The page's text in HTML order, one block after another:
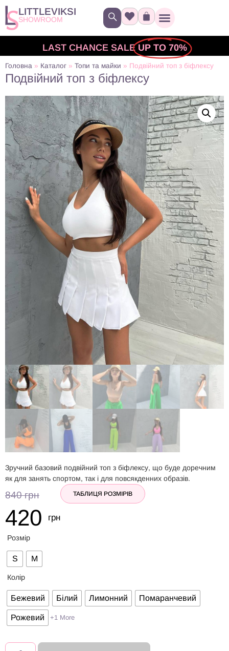
LITTLEVIKSI
SHOWROOM
LAST CHANCE SALE UP TO 70%
Головна » Каталог » Топи та майки » Подвійний топ з біфлексу
Подвійний топ з біфлексу
Зручний базовий подвійний топ з біфлексу, що буде доречним
як для занять спортом, так і для повсякденних образів.
840грн
420 грн
ТАБЛИЦЯ РОЗМІРІВ
Розмір
S M
Колір
Бежевий Білий Лимонний Помаранчевий
Рожевий +1 More